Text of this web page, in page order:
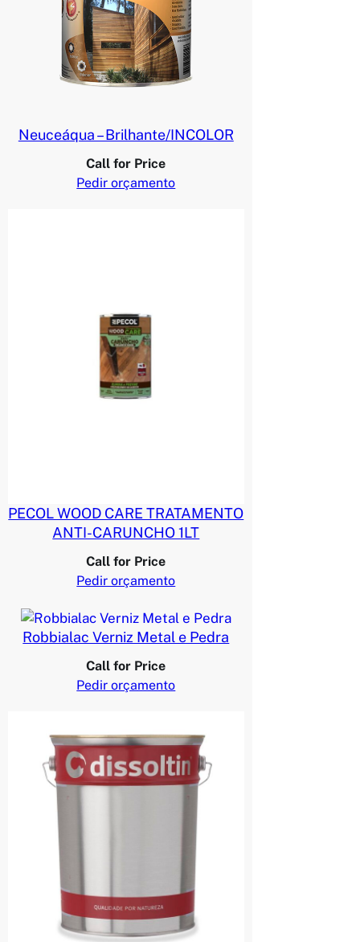
Neuceáqua – Brilhante/INCOLOR
Call for Price
Pedir orçamento
PECOL WOOD CARE TRATAMENTO
ANTI-CARUNCHO 1LT
Call for Price
Pedir orçamento
Robbialac Verniz Metal e Pedra
Call for Price
Pedir orçamento